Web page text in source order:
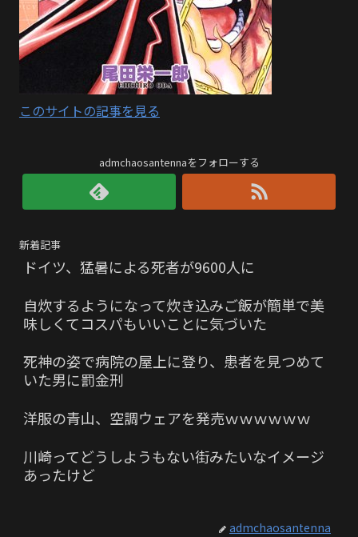
このサイトの記事を見る
admchaosantennaをフォローする
新着記事
ドイツ、猛暑による死者が9600人に
自炊するようになって炊き込みご飯が簡単で美
味しくてコスパもいいことに気づいた
死神の姿で病院の屋上に登り、患者を見つめて
いた男に罰金刑
洋服の青山、空調ウェアを発売ｗｗｗｗｗｗ
川崎ってどうしようもない街みたいなイメージ
あったけど
admchaosantenna